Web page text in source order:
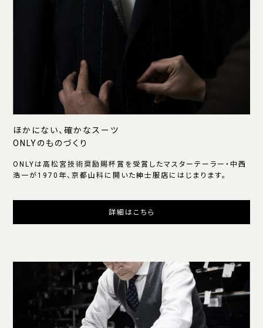
ほかにない、確かなスーツ
ONLYのものづくり
ONLYは高松宮技術奨励賜杯賞を受賞したマスターテーラー・中西
浩一が1970年、京都山科に開いた紳士服店にはじまります。
詳細はこちら